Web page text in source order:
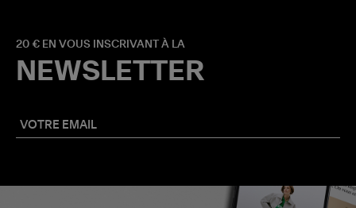
20 € EN VOUS INSCRIVANT À LA
NEWSLETTER